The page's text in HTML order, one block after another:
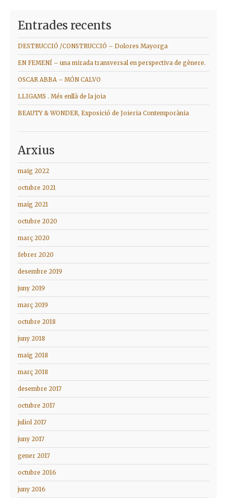
Entrades recents
DESTRUCCIÓ /CONSTRUCCIÓ – Dolores Mayorga
EN FEMENÍ – una mirada transversal en perspectiva de gènere.
OSCAR ABBA – MÓN CALVO
LLIGAMS . Més enllà de la joia
BEAUTY & WONDER, Exposició de Joieria Contemporània
Arxius
maig 2022
octubre 2021
maig 2021
octubre 2020
març 2020
febrer 2020
desembre 2019
juny 2019
març 2019
octubre 2018
juny 2018
maig 2018
març 2018
desembre 2017
octubre 2017
juliol 2017
juny 2017
gener 2017
octubre 2016
juny 2016